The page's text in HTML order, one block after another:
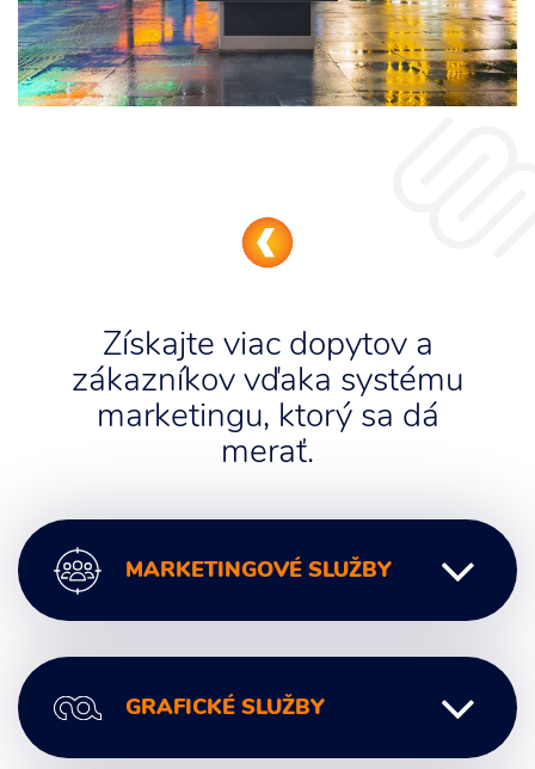
Získajte viac dopytov a
zákazníkov vďaka systému
marketingu, ktorý sa dá
merať.
MARKETINGOVÉ SLUŽBY
Digitálny marketing
Marketingové poradenstvo
Marketingová komunikácia
GRAFICKÉ SLUŽBY